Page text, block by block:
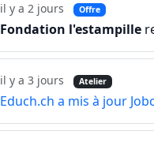
il y a 2 jours Offre
Fondation l'estampille
il y a 3 jours Atelier
Educh.ch a mis à jour